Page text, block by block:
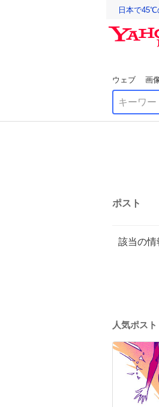
日本で
ウェブ 画
ポスト
該当の情
人気ポスト